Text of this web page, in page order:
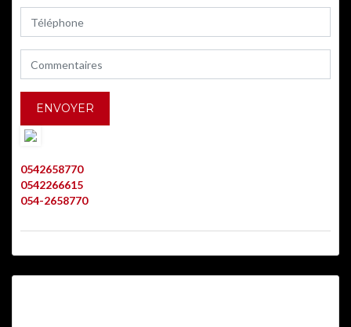
0542658770
0542266615
054-2658770